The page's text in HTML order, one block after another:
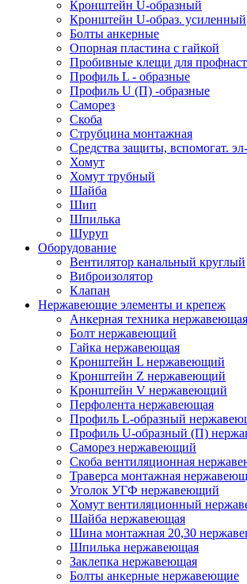
Кронштейн U-образный
Кронштейн U-образ. усиленный
Болты анкерные
Опорная пластина с гайкой
Пробивные клещи для
Профиль L - образные
Профиль U (П) -образные
Саморез
Скоба
Струбцина монтажная
Средства защиты, вспомогат.
Хомут
Хомут трубный
Шайба
Шип
Шпилька
Шуруп
Оборудование
Вентилятор канальный круглый
Виброизолятор
Клапан
Нержавеющие элементы и крепеж
Анкерная техника нержавеющая
Болт нержавеющий
Гайка нержавеющая
Кронштейн L нержавеющий
Кронштейн Z нержавеющий
Кронштейн V нержавеющий
Перфолента нержавеющая
Профиль L-образный
Профиль U-образный (П)
Саморез нержавеющий
Скоба вентиляционная
Траверса монтажная
Уголок УГФ нержавеющий
Хомут вентиляционный
Шайба нержавеющая
Шина монтажная 20,30
Шпилька нержавеющая
Заклепка нержавеющая
Болты анкерные нержавеющие